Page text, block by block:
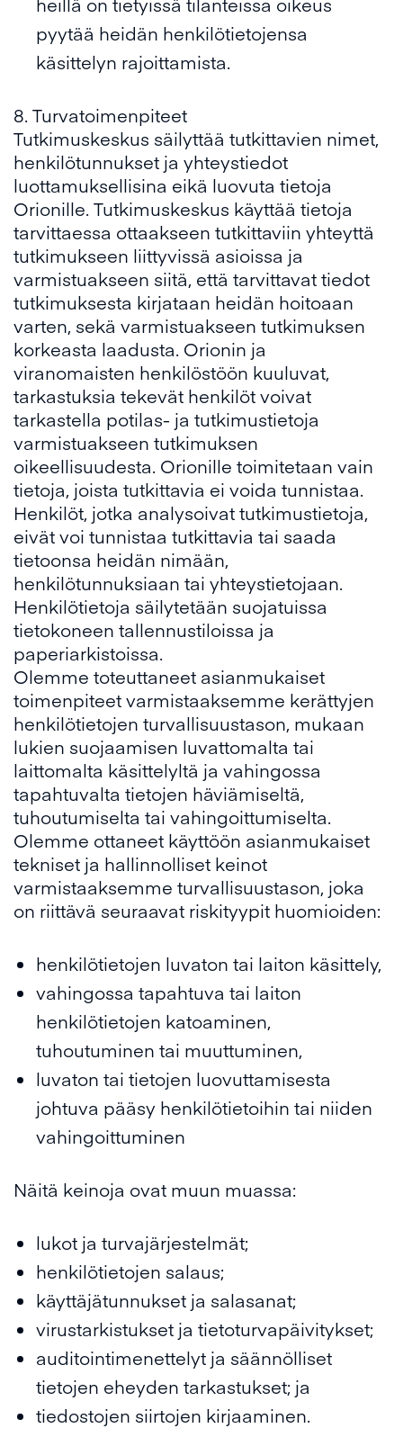
pyytää heidän henkilötietojensa
käsittelyn rajoittamista.
8. Turvatoimenpiteet
Tutkimuskeskus säilyttää tutkittavien nimet,
henkilötunnukset ja yhteystiedot
luottamuksellisina eikä luovuta tietoja
Orionille. Tutkimuskeskus käyttää tietoja
tarvittaessa ottaakseen tutkittaviin yhteyttä
tutkimukseen liittyvissä asioissa ja
varmistuakseen siitä, että tarvittavat tiedot
tutkimuksesta kirjataan heidän hoitoaan
varten, sekä varmistuakseen tutkimuksen
korkeasta laadusta. Orionin ja
viranomaisten henkilöstöön kuuluvat,
tarkastuksia tekevät henkilöt voivat
tarkastella potilas- ja tutkimustietoja
varmistuakseen tutkimuksen
oikeellisuudesta. Orionille toimitetaan vain
tietoja, joista tutkittavia ei voida tunnistaa.
Henkilöt, jotka analysoivat tutkimustietoja,
eivät voi tunnistaa tutkittavia tai saada
tietoonsa heidän nimään,
henkilötunnuksiaan tai yhteystietojaan.
Henkilötietoja säilytetään suojatuissa
tietokoneen tallennustiloissa ja
paperiarkistoissa.
Olemme toteuttaneet asianmukaiset
toimenpiteet varmistaaksemme kerättyjen
henkilötietojen turvallisuustason, mukaan
lukien suojaamisen luvattomalta tai
laittomalta käsittelyltä ja vahingossa
tapahtuvalta tietojen häviämiseltä,
tuhoutumiselta tai vahingoittumiselta.
Olemme ottaneet käyttöön asianmukaiset
tekniset ja hallinnolliset keinot
varmistaaksemme turvallisuustason, joka
on riittävä seuraavat riskityypit huomioiden:
henkilötietojen luvaton tai laiton käsittely,
vahingossa tapahtuva tai laiton
henkilötietojen katoaminen,
tuhoutuminen tai muuttuminen,
luvaton tai tietojen luovuttamisesta
johtuva pääsy henkilötietoihin tai niiden
vahingoittuminen
Näitä keinoja ovat muun muassa:
lukot ja turvajärjestelmät;
henkilötietojen salaus;
käyttäjätunnukset ja salasanat;
virustarkistukset ja tietoturvapäivitykset;
auditointimenettelyt ja säännölliset
tietojen eheyden tarkastukset; ja
tiedostojen siirtojen kirjaaminen.